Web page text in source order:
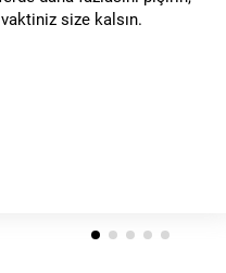
vaktiniz size kalsın.